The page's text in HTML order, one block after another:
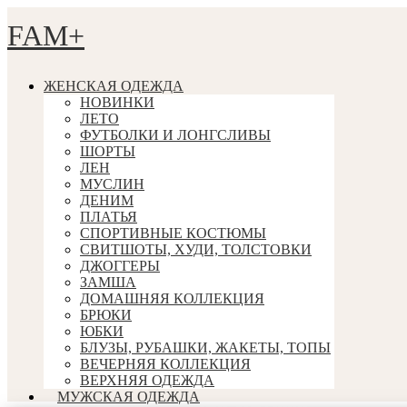
FAM+
ЖЕНСКАЯ ОДЕЖДА
НОВИНКИ
ЛЕТО
ФУТБОЛКИ И ЛОНГСЛИВЫ
ШОРТЫ
ЛЕН
МУСЛИН
ДЕНИМ
ПЛАТЬЯ
СПОРТИВНЫЕ КОСТЮМЫ
СВИТШОТЫ, ХУДИ, ТОЛСТОВКИ
ДЖОГГЕРЫ
ЗАМША
ДОМАШНЯЯ КОЛЛЕКЦИЯ
БРЮКИ
ЮБКИ
БЛУЗЫ, РУБАШКИ, ЖАКЕТЫ, ТОПЫ
ВЕЧЕРНЯЯ КОЛЛЕКЦИЯ
ВЕРХНЯЯ ОДЕЖДА
МУЖСКАЯ ОДЕЖДА